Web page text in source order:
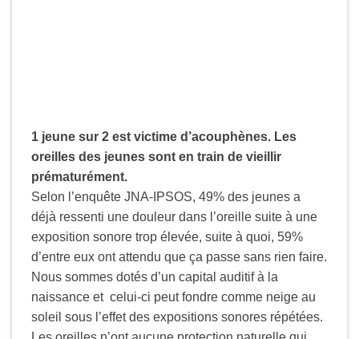
1 jeune sur 2 est victime d’acouphènes. Les
oreilles des jeunes sont en train de vieillir
prématurément.
Selon l’enquête JNA-IPSOS, 49% des jeunes a
déjà ressenti une douleur dans l’oreille suite à une
exposition sonore trop élevée, suite à quoi, 59%
d’entre eux ont attendu que ça passe sans rien faire.
Nous sommes dotés d’un capital auditif à la
naissance et celui-ci peut fondre comme neige au
soleil sous l’effet des expositions sonores répétées.